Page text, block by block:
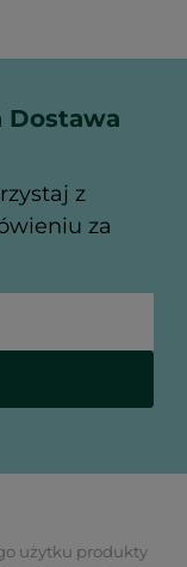
Dostawa
z
za
użytku produkty